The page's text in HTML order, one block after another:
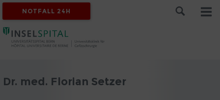
NOTFALL 24H
Dr. med. Florian Setzer